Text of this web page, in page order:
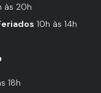
às 20h
10h às 14h
18h